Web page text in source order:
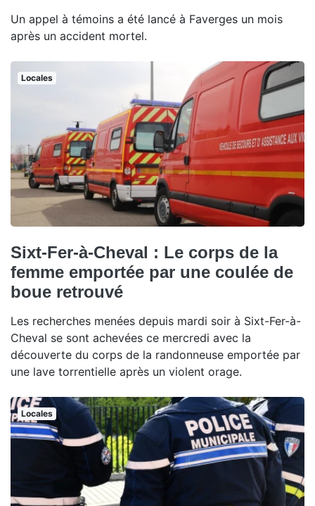
Un appel à témoins a été lancé à Faverges un mois
après un accident mortel.
Locales
Sixt-Fer-à-Cheval : Le corps de la
femme emportée par une coulée de
boue retrouvé
Les recherches menées depuis mardi soir à Sixt-Fer-à-
Cheval se sont achevées ce mercredi avec la
découverte du corps de la randonneuse emportée par
une lave torrentielle après un violent orage.
Locales